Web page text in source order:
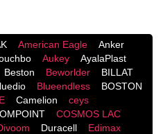
American Eagle
Anker
Aukey
AyalaPlast
Beston Beworlder
BILLAT
Blueendless
BOSTON
Camelion
ceys
COSMOS LACֹ
Duracell
Edimax